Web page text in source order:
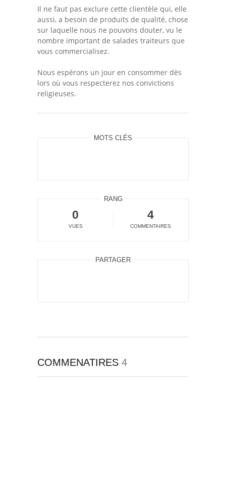
Il ne faut pas exclure cette clientèle qui, elle
aussi, a besoin de produits de qualité, chose
sur laquelle nous ne pouvons douter, vu le
nombre important de salades traiteurs que
vous commercialisez.
Nous espérons un jour en consommer dès
lors où vous respecterez nos convictions
religieuses.
MOTS CLÉS
RANG
0
VUES
4
COMMENTAIRES
PARTAGER
COMMENATIRES 4